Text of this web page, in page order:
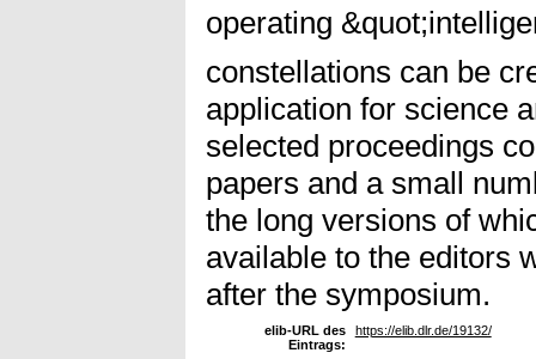
operating
constellations can be
application for science
selected proceedings
papers and a small
the long versions of
available to the editors
after the symposium.
elib-URL des
Eintrags:
https://elib.dlr.de/19132/